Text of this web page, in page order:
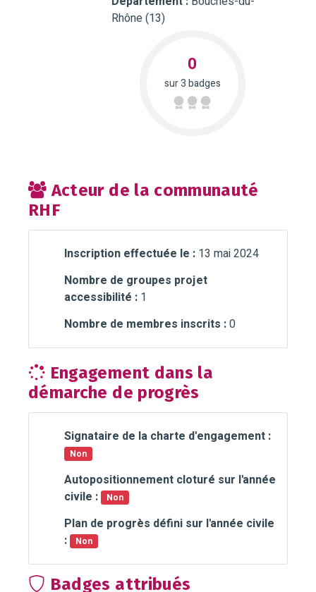
Rhône (13)
0
sur 3 badges
Acteur de la communauté
RHF
Inscription effectuée le : 13 mai 2024
Nombre de groupes projet
accessibilité : 1
Nombre de membres inscrits :0
Engagement dans la
démarche de progrès
Signataire de la charte d'engagement :
Non
Autopositionnement cloturé sur l'année
civile :
Non
Plan de progrès défini sur l'année civile
:
Non
Badges attribués